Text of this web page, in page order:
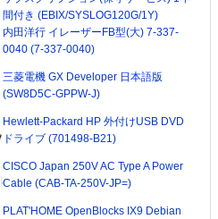
間付き (EBIX/SYSLOG120G/1Y)
内田洋行 イレーザーFB型(大) 7-337-
0040 (7-337-0040)
三菱電機 GX Developer 日本語版
(SW8D5C-GPPW-J)
Hewlett-Packard HP 外付けUSB DVD
ドライブ (701498-B21)
CISCO Japan 250V AC Type A Power
Cable (CAB-TA-250V-JP=)
PLAT'HOME OpenBlocks IX9 Debian